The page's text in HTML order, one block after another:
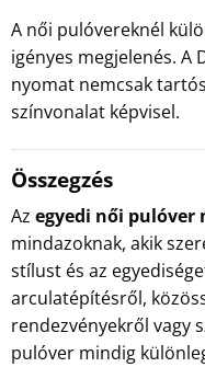
A női pulóvereknél
igényes megjelenés. A
nyomat nemcsak
színvonalat képvisel.
Összegzés
Az egyedi női pulóver
mindazoknak, akik
stílust és az
arculatépítésről,
rendezvényekről vagy
pulóver mindig